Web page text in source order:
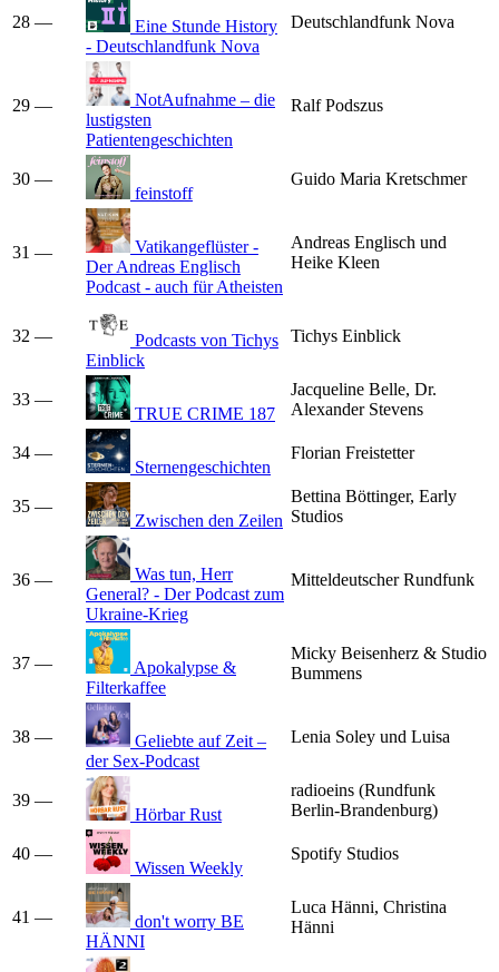
28 —
Eine Stunde History
- Deutschlandfunk Nova
Deutschlandfunk Nova
29 —
NotAufnahme – die
lustigsten
Patientengeschichten
Ralf Podszus
30 —
feinstoff
Guido Maria Kretschmer
31 —
Vatikangeflüster -
Der Andreas Englisch
Podcast - auch für Atheisten
Andreas Englisch und
Heike Kleen
32 —
Podcasts von Tichys
Einblick
Tichys Einblick
33 —
TRUE CRIME 187
Jacqueline Belle, Dr.
Alexander Stevens
34 —
Sternengeschichten
Florian Freistetter
35 —
Zwischen den Zeilen
Bettina Böttinger, Early
Studios
36 —
Was tun, Herr
General? - Der Podcast zum
Ukraine-Krieg
Mitteldeutscher Rundfunk
37 —
Apokalypse &
Filterkaffee
Micky Beisenherz & Studio
Bummens
38 —
Geliebte auf Zeit –
der Sex-Podcast
Lenia Soley und Luisa
39 —
Hörbar Rust
radioeins (Rundfunk
Berlin-Brandenburg)
40 —
Wissen Weekly
Spotify Studios
41 —
don't worry BE
HÄNNI
Luca Hänni, Christina
Hänni